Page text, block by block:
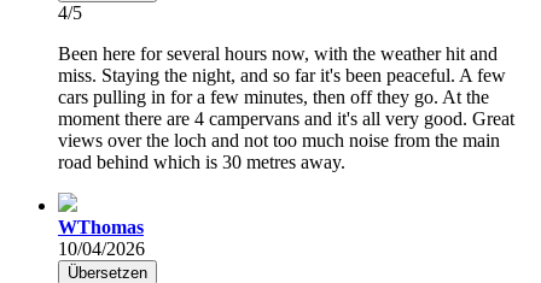
4/5
Been here for several hours now, with the weather hit and
miss. Staying the night, and so far it's been peaceful. A few
cars pulling in for a few minutes, then off they go. At the
moment there are 4 campervans and it's all very good. Great
views over the loch and not too much noise from the main
road behind which is 30 metres away.
WThomas
10/04/2026
Übersetzen